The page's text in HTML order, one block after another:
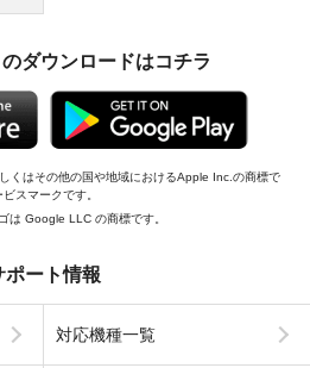
ダウンロードはコチラ
くはその他の国や地域におけるApple Inc.の商標で
スマークです。
Google LLC の商標です。
ポート情報
対応機種一覧